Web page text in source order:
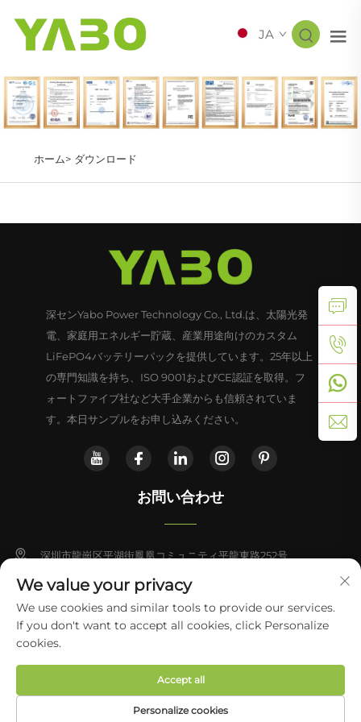
JA
ホーム> ダウンロード
深センYabo Power Technology Co., Ltd.は、太陽光発
電、家庭用エネルギー貯蔵、産業用途向けのカスタム
LiFePO4バッテリーパックを提供しています。25年以上
の専門知識を持ち、ISO 9001およびCE認証を取得。フ
ォートファイブ社など大手企業からも信頼されていま
す。本日サンプルをお申し込みください。
お問い合わせ
深圳市龍崗区平湖街鳳凰コミュニティ平龍東路252号
+86-13828714933
[email protected]
Copyright © 2026 Shenzhen Yabo Power Technology Co., Ltd. すべて
We value your privacy
We use cookies and similar tools to provide our services.
If you don't want to accept all cookies, click Personalize
cookies.
Personalize cookies
Accept all